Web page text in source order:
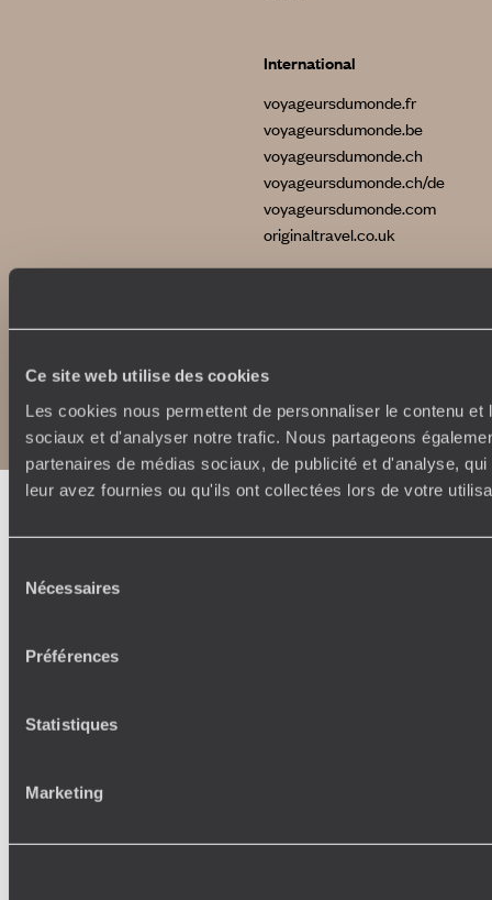
Ce site web utilise des cookies
Les cookies nous permettent de personnaliser le contenu
sociaux et d'analyser notre trafic. Nous partageons
partenaires de médias sociaux, de publicité et d'analyse,
leur avez fournies ou qu'ils ont collectées lors de votre
Nécessaires
Préférences
Statistiques
Marketing
International
voyageursdumonde.fr
voyageursdumonde.be
voyageursdumonde.ch
voyageursdumonde.ch/de
voyageursdumonde.com
originaltravel.co.uk
CopyrightsPlan du site
Politique de confidentialité et de Cookies
Notice légale et CGU